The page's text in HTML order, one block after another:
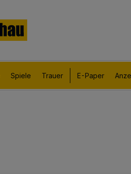
Spiele Trauer E-Paper